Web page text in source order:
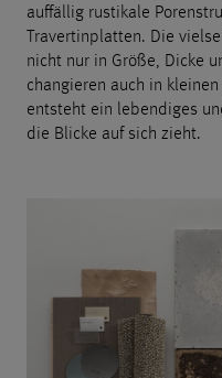
auffällig rustikale
Travertinplatten. Die
nicht nur in Größe, Dicke
changieren auch in
entsteht ein lebendiges
die Blicke auf sich zieht.